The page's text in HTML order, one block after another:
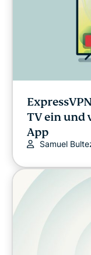
TV ein und
App
Samuel